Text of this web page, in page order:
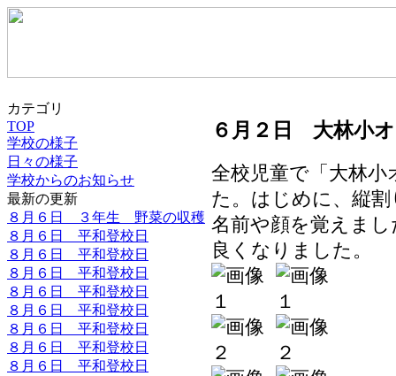
カテゴリ
TOP
学校の様子
日々の様子
学校からのお知らせ
最新の更新
８月６日 ３年生 野菜の収穫
８月６日 平和登校日
８月６日 平和登校日
８月６日 平和登校日
８月６日 平和登校日
８月６日 平和登校日
８月６日 平和登校日
８月６日 平和登校日
８月６日 平和登校日
６月２日 大林小
全校児童で「大林
た。はじめに、縦
名前や顔を覚えま
良くなりました。